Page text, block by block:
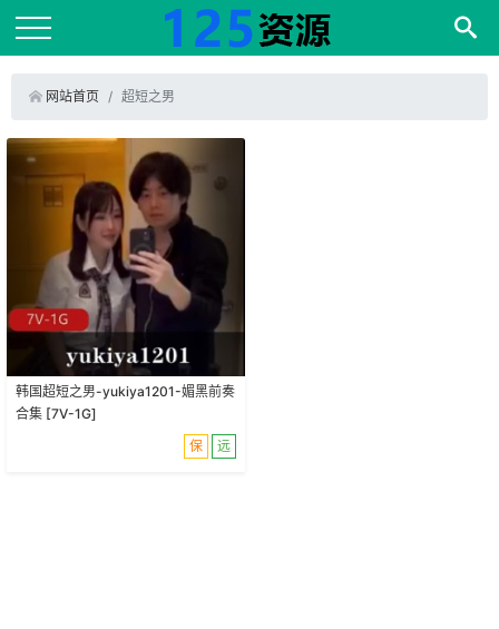
网站首页 超短之男
韩国超短之男-yukiya1201-媚黑前奏
合集 [7V-1G]
保
远